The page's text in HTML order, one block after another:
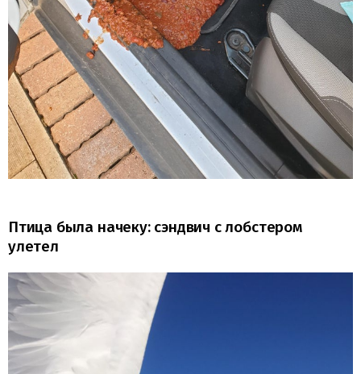
Птица была начеку: сэндвич с лобстером
улетел